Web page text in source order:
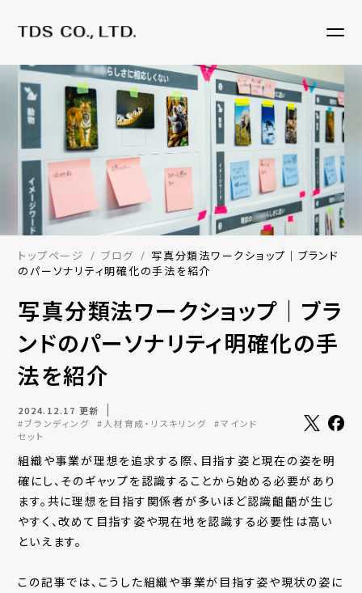
トップページ ブログ
写真分類法ワークショップ｜ブランド
のパーソナリティ明確化の手法を紹介
写真分類法ワークショップ｜ブラ
ンドのパーソナリティ明確化の手
法を紹介
2024.12.17 更新
#ブランディング
#人材育成・リスキリング
#マインド
セット
組織や事業が理想を追求する際、目指す姿と現在の姿を明
確にし、そのギャップを認識することから始める必要があり
ます。共に理想を目指す関係者が多いほど認識齟齬が生じ
やすく、改めて目指す姿や現在地を認識する必要性は高い
といえます。
この記事では、こうした組織や事業が目指す姿や現状の姿に